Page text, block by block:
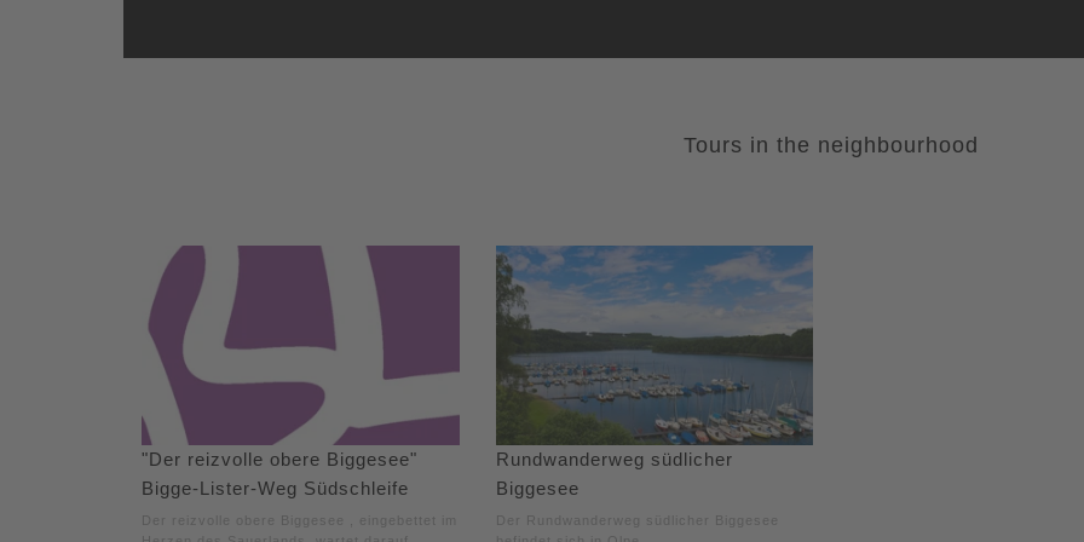
Tours in the neighbourhood
"Der reizvolle obere Biggesee"
Bigge-Lister-Weg Südschleife
Der reizvolle obere Biggesee , eingebettet im
Rundwanderweg südlicher
Biggesee
Der Rundwanderweg südlicher Biggesee